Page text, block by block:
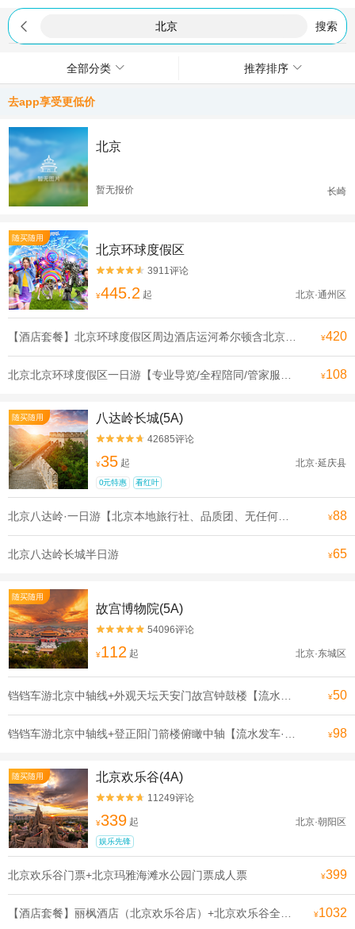
 搜索
全部分类 推荐排序
去app享受更低价
北京
暂无报价 长崎
随买随用
北京环球度假区

 3911评论
¥445.2 起 北京·通州区
¥420
¥108
随买随用 八达岭长城(5A)

 42685评论
¥35 起 北京·延庆县
0元特惠 看红叶
¥88
北京八达岭长城半日游 ¥65
随买随用
故宫博物院(5A)

 54096评论
¥112 起 北京·东城区
¥50
¥98
随买随用 北京欢乐谷(4A)

 11249评论
¥339 起 北京·朝阳区
娱乐先锋
北京欢乐谷门票+北京玛雅海滩水公园门票成人票 ¥399
¥1032